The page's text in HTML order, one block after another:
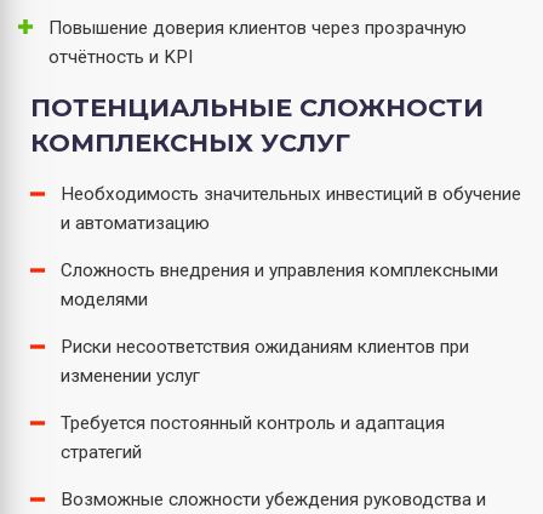
Повышение доверия клиентов через прозрачную
отчётность и KPI
ПОТЕНЦИАЛЬНЫЕ СЛОЖНОСТИ
КОМПЛЕКСНЫХ УСЛУГ
Необходимость значительных инвестиций в обучение
и автоматизацию
Сложность внедрения и управления комплексными
моделями
Риски несоответствия ожиданиям клиентов при
изменении услуг
Требуется постоянный контроль и адаптация
стратегий
Возможные сложности убеждения руководства и